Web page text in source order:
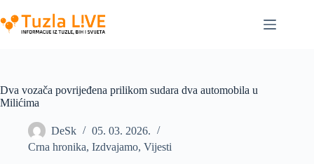
to
content
Dva vozača povrijeđena prilikom sudara dva automobila u
Milićima
DeSk
05. 03. 2026.
Crna hronika, Izdvajamo, Vijesti